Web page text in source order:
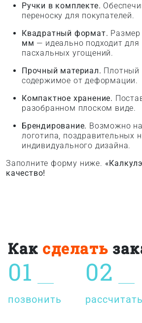
Ручки в комплекте.
переноску для покупателей.
Квадратный формат. Размер
мм — идеально подходит для
пасхальных угощений.
Прочный материал. Плотный
содержимое от деформации.
Компактное хранение.
разобранном плоском виде.
Брендирование. Возможно
логотипа, поздравительных
индивидуального дизайна.
Заполните форму ниже.
качество!
Как сделать
01
позвонить
02
рассчитать